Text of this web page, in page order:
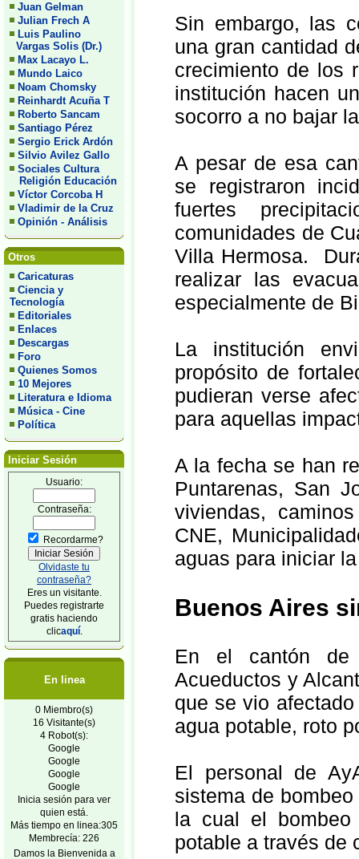
Juan Gelman
Julian Frech A
Luis Paulino
Vargas Solis (Dr.)
Max Lacayo L.
Mundo Laico
Noam Chomsky
Reinhardt Acuña T
Roberto Sancam
Santiago Pérez
Sergio Erick Ardón
Silvio Avilez Gallo
Sociales Cultura
Religión Educación
Víctor Corcoba H
Vladimir de la Cruz
Opinión - Análisis
Otros
Caricaturas
Ciencia y
Tecnología
Editoriales
Enlaces
Descargas
Foro
Quienes Somos
10 Mejores
Literatura e Idioma
Música - Cine
Política
Iniciar Sesión
Usuario:
Contraseña:
Recordarme?
Olvidaste tu
contraseña?
Eres un visitante.
Puedes registrarte
gratis haciendo
clicaquí.
En linea
0 Miembro(s)
16 Visitante(s)
4 Robot(s):
Google
Google
Google
Google
Inicia sesión para ver
quien está.
Más tiempo en linea:305
Membrecía: 226
Damos la Bienvenida a
Sin embargo, las
una gran cantidad
crecimiento de los
institución hacen
socorro a no bajar
A pesar de esa
se registraron
fuertes
comunidades de
Villa Hermosa.
realizar las
especialmente de
La institución
propósito de
pudieran verse
para aquellas
A la fecha se han
Puntarenas, San
viviendas,
CNE,
aguas para iniciar
Buenos Aires
En el cantón de
Acueductos y
que se vio
agua potable, roto
El personal de
sistema de
la cual el
potable a través de